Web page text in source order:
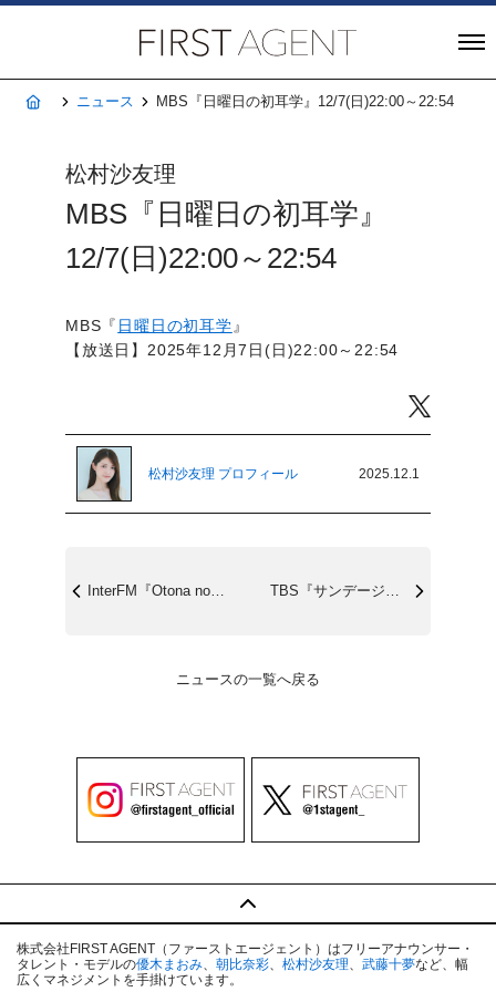
ホームニュース MBS『日曜日の初耳学』12/7(日)22:00～22:54
松村沙友理
MBS『日曜日の初耳学』
12/7(日)22:00～22:54
MBS『 日曜日の初耳学 』
【放送日】2025年12月7日(日)22:00～22:54
松村沙友理 プロフィール 2025.12.1
InterFM『Otona no Rad... TBS『サンデージャポン』12/7(日)...
ニュースの一覧へ戻る
株式会社FIRST AGENT（ファーストエージェント）はフリーアナウンサー・
タレント・モデルの優木まおみ、 朝比奈彩、 松村沙友理、 武藤十夢など、幅
広くマネジメントを手掛けています。